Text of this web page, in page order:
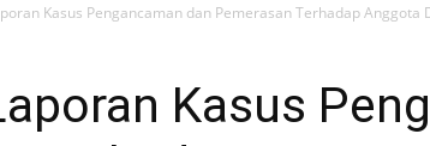
Kasus Pengancaman dan Pemerasan Terhadap Anggota
Kasus